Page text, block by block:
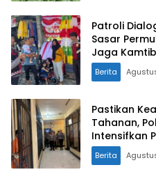
Patroli
Sasar
Jaga
Berita
Pastikan
Tahanan,
Intensifkan
Berkala
Berita